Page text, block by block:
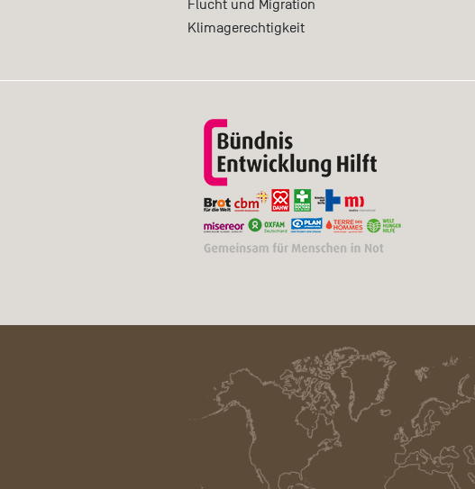
Flucht und Migration
Klimagerechtigkeit